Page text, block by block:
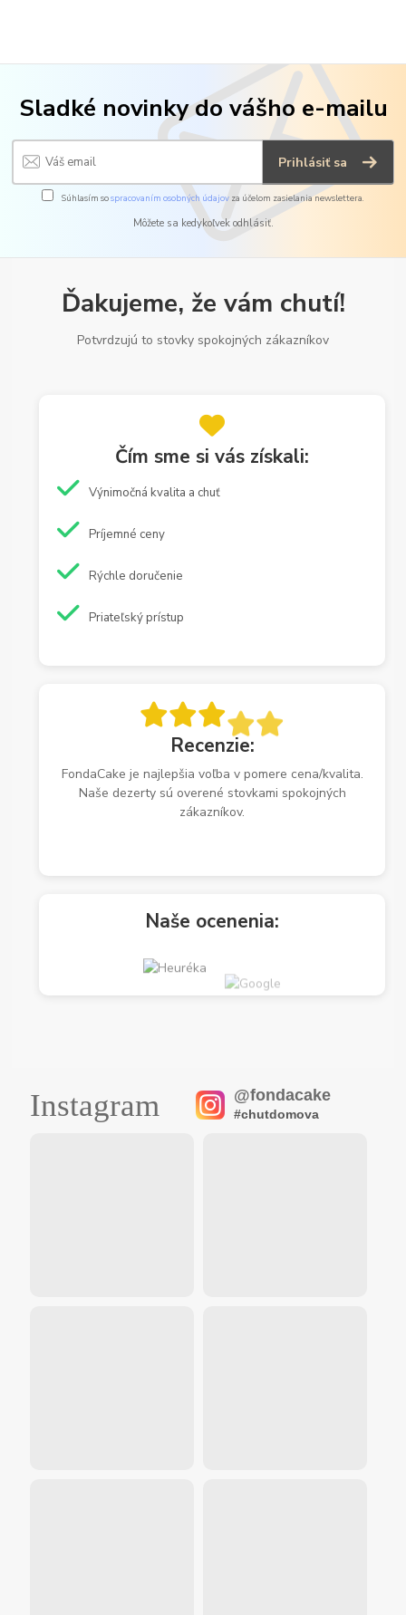
Sladké novinky do vášho e-mailu
Prihlásiť sa
Súhlasím sospracovaním osobných údajov za účelom zasielania newslettera.
Môžete sa kedykoľvek odhlásiť.
Ďakujeme, že vám chutí!
Potvrdzujú to stovky spokojných zákazníkov
Čím sme si vás získali:
Výnimočná kvalita a chuť
Príjemné ceny
Rýchle doručenie
Priateľský prístup
Recenzie:
FondaCake je najlepšia voľba v pomere cena/kvalita.
Naše dezerty sú overené stovkami spokojných
zákazníkov.
Naše ocenenia:
Instagram @fondacake
#chutdomova